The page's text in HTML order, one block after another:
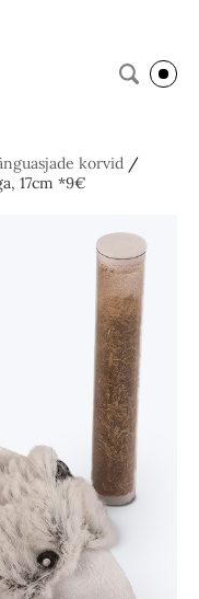
korvid /
17cm *9€